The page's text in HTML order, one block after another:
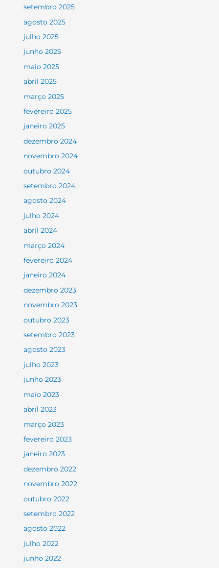
setembro 2025
agosto 2025
julho 2025
junho 2025
maio 2025
abril 2025
março 2025
fevereiro 2025
janeiro 2025
dezembro 2024
novembro 2024
outubro 2024
setembro 2024
agosto 2024
julho 2024
abril 2024
março 2024
fevereiro 2024
janeiro 2024
dezembro 2023
novembro 2023
outubro 2023
setembro 2023
agosto 2023
julho 2023
junho 2023
maio 2023
abril 2023
março 2023
fevereiro 2023
janeiro 2023
dezembro 2022
novembro 2022
outubro 2022
setembro 2022
agosto 2022
julho 2022
junho 2022